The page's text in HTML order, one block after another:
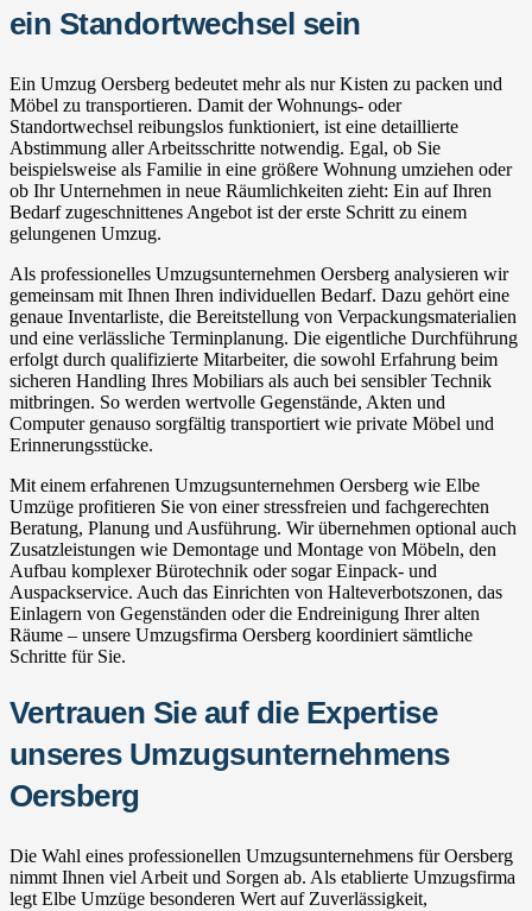
ein Standortwechsel sein
Ein Umzug Oersberg bedeutet mehr als nur Kisten zu packen und
Möbel zu transportieren. Damit der Wohnungs- oder
Standortwechsel reibungslos funktioniert, ist eine detaillierte
Abstimmung aller Arbeitsschritte notwendig. Egal, ob Sie
beispielsweise als Familie in eine größere Wohnung umziehen oder
ob Ihr Unternehmen in neue Räumlichkeiten zieht: Ein auf Ihren
Bedarf zugeschnittenes Angebot ist der erste Schritt zu einem
gelungenen Umzug.
Als professionelles Umzugsunternehmen Oersberg analysieren wir
gemeinsam mit Ihnen Ihren individuellen Bedarf. Dazu gehört eine
genaue Inventarliste, die Bereitstellung von Verpackungsmaterialien
und eine verlässliche Terminplanung. Die eigentliche Durchführung
erfolgt durch qualifizierte Mitarbeiter, die sowohl Erfahrung beim
sicheren Handling Ihres Mobiliars als auch bei sensibler Technik
mitbringen. So werden wertvolle Gegenstände, Akten und
Computer genauso sorgfältig transportiert wie private Möbel und
Erinnerungsstücke.
Mit einem erfahrenen Umzugsunternehmen Oersberg wie Elbe
Umzüge profitieren Sie von einer stressfreien und fachgerechten
Beratung, Planung und Ausführung. Wir übernehmen optional auch
Zusatzleistungen wie Demontage und Montage von Möbeln, den
Aufbau komplexer Bürotechnik oder sogar Einpack- und
Auspackservice. Auch das Einrichten von Halteverbotszonen, das
Einlagern von Gegenständen oder die Endreinigung Ihrer alten
Räume – unsere Umzugsfirma Oersberg koordiniert sämtliche
Schritte für Sie.
Vertrauen Sie auf die Expertise
unseres Umzugsunternehmens
Oersberg
Die Wahl eines professionellen Umzugsunternehmens für Oersberg
nimmt Ihnen viel Arbeit und Sorgen ab. Als etablierte Umzugsfirma
legt Elbe Umzüge besonderen Wert auf Zuverlässigkeit,